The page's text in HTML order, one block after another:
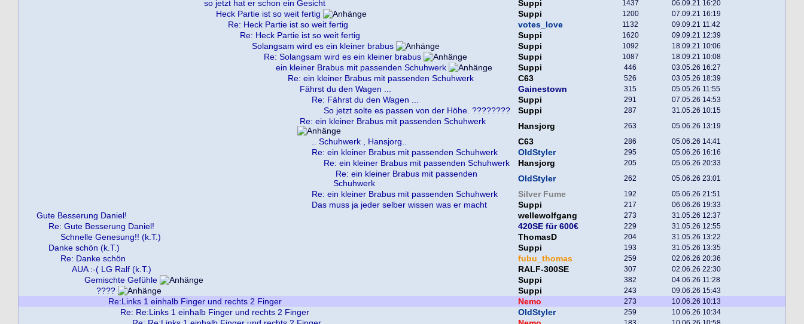
so jetzt hat er schon ein Gesicht Suppi 1437 06.09.21 16:20
Heck Partie ist so weit fertig Suppi 1200 07.09.21 16:19
Re: Heck Partie ist so weit fertig votes_love 1132 09.09.21 11:42
Re: Heck Partie ist so weit fertig Suppi 1620 09.09.21 12:39
Solangsam wird es ein kleiner brabus Suppi 1092 18.09.21 10:06
Re: Solangsam wird es ein kleiner brabus Suppi 1087 18.09.21 10:08
ein kleiner Brabus mit passenden Schuhwerk Suppi 446 03.05.26 16:27
Re: ein kleiner Brabus mit passenden Schuhwerk C63 526 03.05.26 18:39
Fährst du den Wagen ... Gainestown 315 05.05.26 11:55
Re: Fährst du den Wagen ... Suppi 291 07.05.26 14:53
So jetzt solte es passen von der Höhe. ???????? Suppi 287 31.05.26 10:15
Re: ein kleiner Brabus mit passenden Schuhwerk Hansjorg 263 05.06.26 13:19
.. Schuhwerk , Hansjorg.. C63 286 05.06.26 14:41
Re: ein kleiner Brabus mit passenden Schuhwerk OldStyler 295 05.06.26 16:16
Re: ein kleiner Brabus mit passenden Schuhwerk Hansjorg 205 05.06.26 20:33
Re: ein kleiner Brabus mit passenden
Schuhwerk
OldStyler 262 05.06.26 23:01
Re: ein kleiner Brabus mit passenden Schuhwerk Silver Fume 192 05.06.26 21:51
Das muss ja jeder selber wissen was er macht Suppi 217 06.06.26 19:33
Gute Besserung Daniel! wellewolfgang 273 31.05.26 12:37
Re: Gute Besserung Daniel! 420SE für 600€ 229 31.05.26 12:55
Schnelle Genesung!! (k.T.) ThomasD 204 31.05.26 13:22
Danke schön (k.T.) Suppi 193 31.05.26 13:35
Re: Danke schön fubu_thomas 259 02.06.26 20:36
AUA :-( LG Ralf (k.T.) RALF-300SE 307 02.06.26 22:30
Gemischte Gefühle Suppi 382 04.06.26 11:28
???? Suppi 243 09.06.26 15:43
Re:Links 1 einhalb Finger und rechts 2 Finger Nemo 273 10.06.26 10:13
Re: Re:Links 1 einhalb Finger und rechts 2 Finger OldStyler 259 10.06.26 10:34
183 10.06.26 10:58